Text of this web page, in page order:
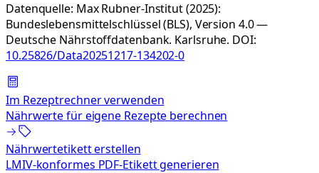
Datenquelle: Max Rubner-Institut (2025):
Bundeslebensmittelschlüssel (BLS), Version 4.0 —
Deutsche Nährstoffdatenbank. Karlsruhe. DOI:
10.25826/Data20251217-134202-0
Im Rezeptrechner verwenden
Nährwerte für eigene Rezepte berechnen
Nährwertetikett erstellen
LMIV-konformes PDF-Etikett generieren